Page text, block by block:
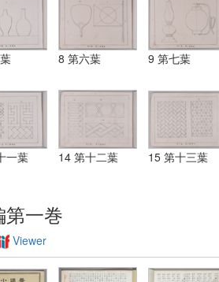
8 第六葉 9 第七葉
一葉 14 第十二葉 15 第十三葉
第一巻
Viewer